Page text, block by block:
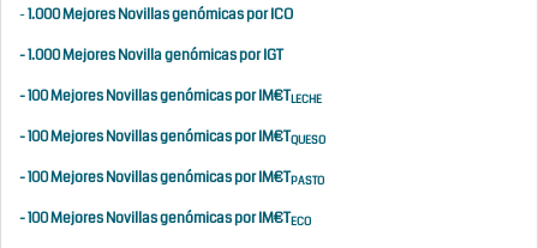
-1.000 Mejores Novillas genómicas por ICO
-1.000 Mejores Novilla genómicas por IGT
-100 Mejores Novillas genómicas por IM€TLECHE
-100 Mejores Novillas genómicas por IM€TQUESO
-100 Mejores Novillas genómicas por IM€TPASTO
-100 Mejores Novillas genómicas por IM€TECO